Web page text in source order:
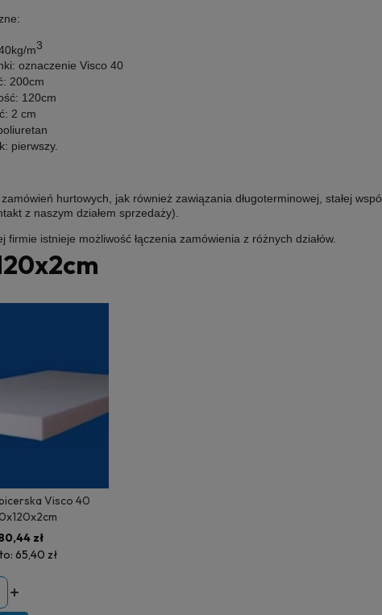
m3
oznaczenie Visco 40
200cm
120cm
2 cm
pierwszy.
hurtowych, jak również zawiązania długoterminowej, stałej
z naszym działem sprzedaży).
firmie istnieje możliwość łączenia zamówienia z różnych działów.
Visco 40
zł
65,40 zł